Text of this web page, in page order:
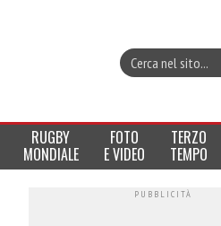
RUGBY
MONDIALE
FOTO
E VIDEO
TERZO
TEMPO